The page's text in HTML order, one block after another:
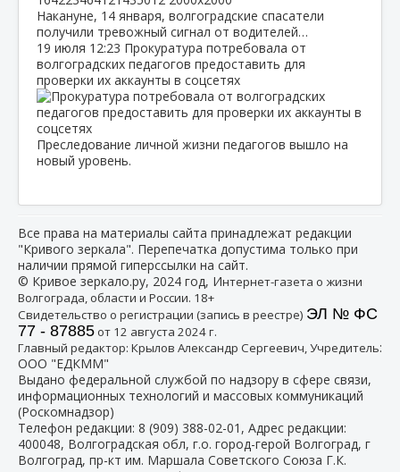
Накануне, 14 января, волгоградские спасатели
получили тревожный сигнал от водителей…
19 июля 12:23 Прокуратура потребовала от
волгоградских педагогов предоставить для
проверки их аккаунты в соцсетях
Преследование личной жизни педагогов вышло на
новый уровень.
Все права на материалы сайта принадлежат редакции
"Кривого зеркала". Перепечатка допустима только при
наличии прямой гиперссылки на сайт.
© Кривое зеркало.ру, 2024 год, Интернет-газета о жизни
Волгограда, области и России. 18+
Свидетельство о регистрации (запись в реестре) ЭЛ № ФС
77 - 87885от 12 августа 2024 г.
Главный редактор: Крылов Александр Сергеевич, Учредитель:
ООО "ЕДКММ"
Выдано федеральной службой по надзору в сфере связи,
информационных технологий и массовых коммуникаций
(Роскомнадзор)
Телефон редакции: 8 (909) 388-02-01 , Адрес редакции:
400048, Волгоградская обл, г.о. город-герой Волгоград, г
Волгоград, пр-кт им. Маршала Советского Союза Г.К.